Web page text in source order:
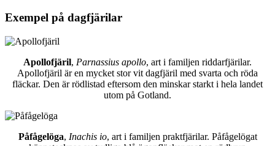
Exempel på dagfjärilar
Apollofjäril, Parnassius apollo, art i familjen riddarfjärilar.
Apollofjäril är en mycket stor vit dagfjäril med svarta och röda
fläckar. Den är rödlistad eftersom den minskar starkt i hela landet
utom på Gotland.
Påfågelöga, Inachis io, art i familjen praktfjärilar. Påfågelögat